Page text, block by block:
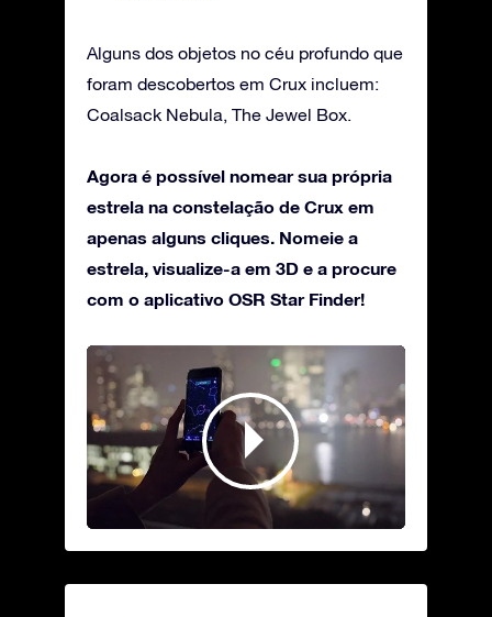
Alguns dos objetos no céu profundo que
foram descobertos em Crux incluem:
Coalsack Nebula, The Jewel Box.
Agora é possível nomear sua própria
estrela na constelação de Crux em
apenas alguns cliques. Nomeie a
estrela, visualize-a em 3D e a procure
com o aplicativo OSR Star Finder!